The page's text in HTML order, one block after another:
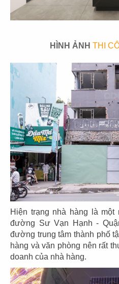
HÌNH ẢNH THI
Hiện trạng nhà hàng là một
đường Sư Vạn Hạnh -
đường trung tâm thành phố
hàng và văn phòng nên rất
doanh của nhà hàng.
CN Mũi Né
77
HẢI SẢN HOÀNG GIA
CN Ba tháng hai - Q.10
79
HẢI SẢN HOÀNG GIA
CN Phạm Văn Nghị - Q.7